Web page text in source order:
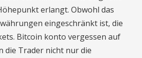
erlangt. Obwohl das
eingeschränkt ist, die
Bitcoin konto vergessen auf
die Trader nicht nur die